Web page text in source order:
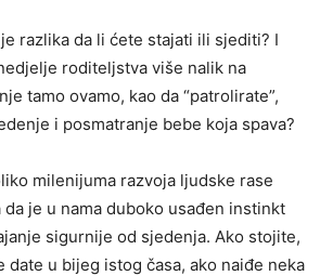
razlika da li ćete stajati ili sjediti? I
roditeljstva više nalik na
tamo ovamo, kao da “patrolirate”,
i posmatranje bebe koja spava?
milenijuma razvoja ljudske rase
je u nama duboko usađen instinkt
sigurnije od sjedenja. Ako stojite,
date u bijeg istog časa, ako naiđe neka